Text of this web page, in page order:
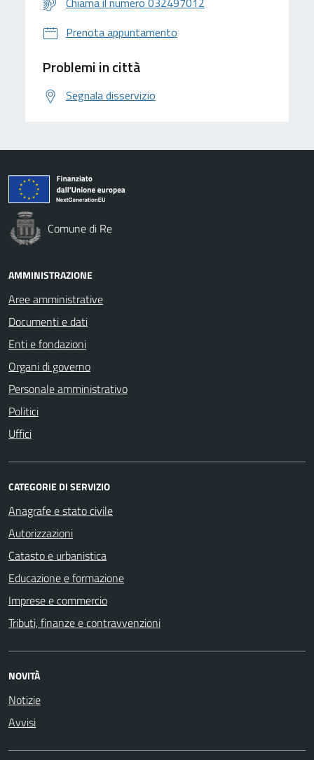
Prenota appuntamento
Problemi in città
Segnala disservizio
Comune di Re
AMMINISTRAZIONE
Aree amministrative
Documenti e dati
Enti e fondazioni
Organi di governo
Personale amministrativo
Politici
Uffici
CATEGORIE DI SERVIZIO
Anagrafe e stato civile
Autorizzazioni
Catasto e urbanistica
Educazione e formazione
Imprese e commercio
Tributi, finanze e contravvenzioni
NOVITÀ
Notizie
Avvisi